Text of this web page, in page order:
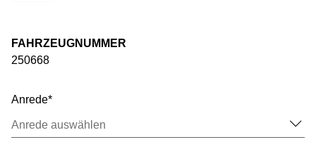
FAHRZEUGNUMMER
250668
Anrede
Anrede auswählen